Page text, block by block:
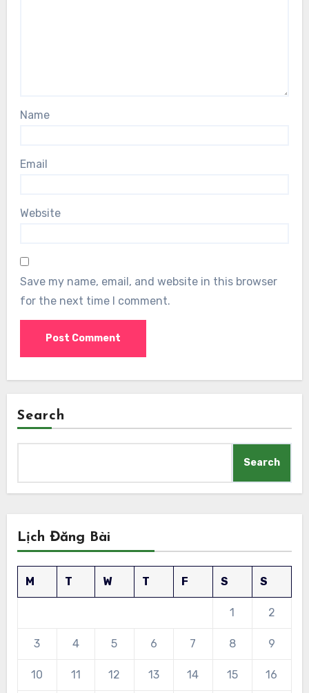
Name
Email
Website
Save my name, email, and website in this browser
for the next time I comment.
Search
Search
Lịch Đăng Bài
M T W T F S S
1 2
3 4 5 6 7 8 9
10 11 12 13 14 15 16